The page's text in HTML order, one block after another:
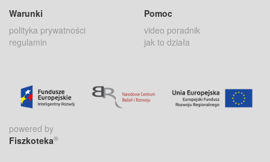
Warunki
polityka prywatności
regulamin
Pomoc
video poradnik
jak to działa
powered by
Fiszkoteka®